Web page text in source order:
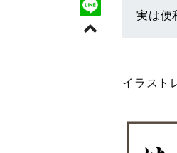
実は便
イラスト